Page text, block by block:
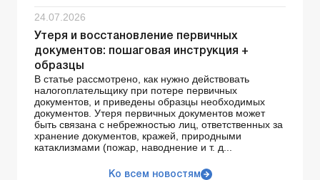
24.07.2026
Утеря и восстановление первичных
документов: пошаговая инструкция +
образцы
В статье рассмотрено, как нужно действовать
налогоплательщику при потере первичных
документов, и приведены образцы необходимых
документов. Утеря первичных документов может
быть связана с небрежностью лиц, ответственных за
хранение документов, кражей, природными
катаклизмами (пожар, наводнение и т. д...
Ко всем новостям